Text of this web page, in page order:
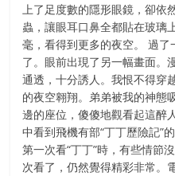
上了足度數的隱形眼鏡，卻依
蟲，讓眼耳口鼻全都貼在玻璃
毫，看得到更多的夜空。 過
了。眼前出現了另一幅畫面。
通透，十分誘人。我恨不得穿
的夜空翱翔。弟弟被我的神態
邊的座位，傻傻地觀看起這醉
中看到飛機有部“丁丁歷險記”
第一次看“丁丁”時，有些情節
次看了，仍然覺得精彩非常。